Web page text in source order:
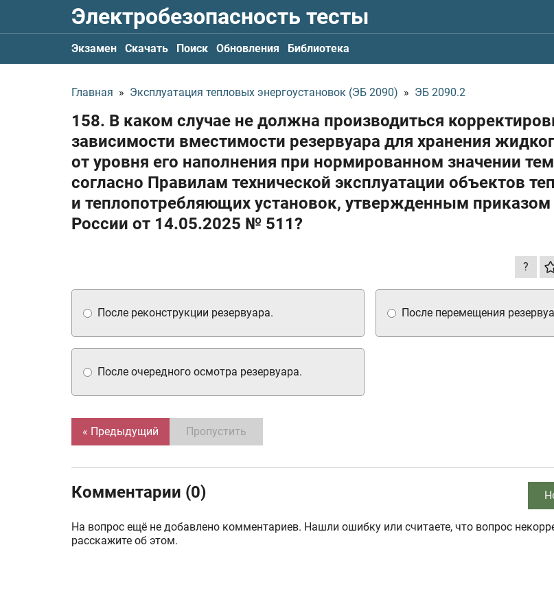
Электробезопасность тесты
Экзамен Скачать Поиск Обновления Библиотека
Главная » Эксплуатация тепловых энергоустановок (ЭБ 2090) » ЭБ 2090.2
158. В каком случае не должна производиться
зависимости вместимости резервуара для хранения
от уровня его наполнения при нормированном значении
согласно Правилам технической эксплуатации объектов
и теплопотребляющих установок, утвержденным
России от 14.05.2025 № 511?
?
После перемещения
После реконструкции резервуара.
После очередного осмотра резервуара.
« Предыдущий Пропустить
Комментарии (0)
На вопрос ещё не добавлено комментариев. Нашли ошибку или считаете, что вопрос
расскажите об этом.